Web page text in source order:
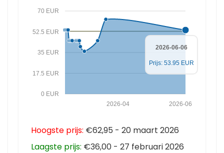
0 EUR
17.5 EUR
35 EUR
52.5 EUR
70 EUR
2026-06
2026-04
2026-06-06
Prijs: 53.95 EUR
Hoogste prijs: €62,95 - 20 maart 2026
Laagste prijs: €36,00 - 27 februari 2026